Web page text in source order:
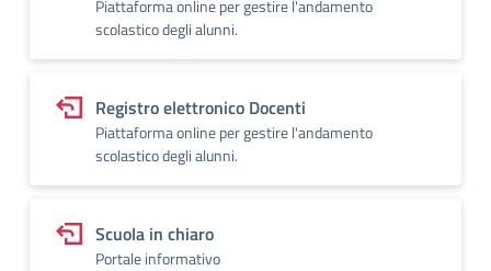
Piattaforma online per gestire l'andamento
scolastico degli alunni.
Registro elettronico Docenti
Piattaforma online per gestire l'andamento
scolastico degli alunni.
Scuola in chiaro
Portale informativo